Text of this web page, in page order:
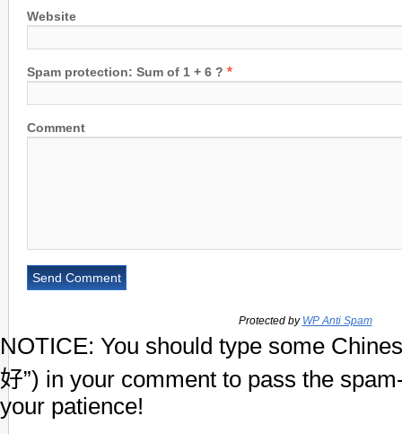
Website
Spam protection: Sum of 1 + 6 ? *
Comment
Protected by WP Anti Spam
NOTICE: You should type some
好”) in your comment to pass the
your patience!